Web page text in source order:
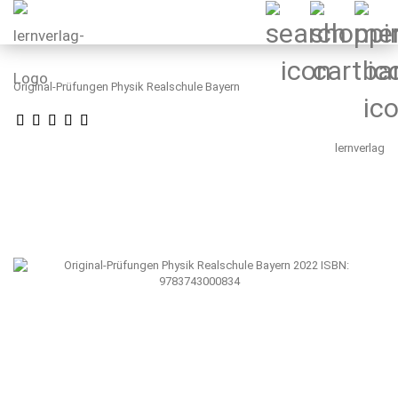
Original-Prüfungen Physik Realschule Bayern
lernverlag